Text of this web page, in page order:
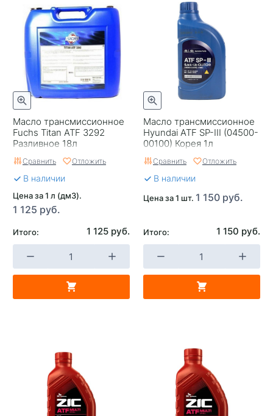
Масло трансмиссионное
Fuchs Titan ATF 3292
Разливное 18л
Сравнить Отложить
В наличии
Цена за 1 л (дм3).
1 125 руб.
Итого: 1 125 руб.
Масло трансмиссионное
Hyundai ATF SP-III (04500-
00100) Корея 1л
Сравнить Отложить
В наличии
Цена за 1 шт. 1 150 руб.
Итого: 1 150 руб.